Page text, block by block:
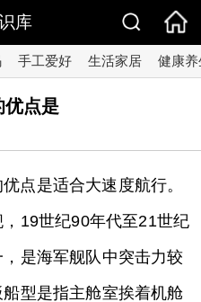
库
手工爱好 生活家居 健康养
优点是
点是适合大速度航行。
19世纪90年代至21世纪
是海军舰队中突击力较
型是指主舱室挨着机舱